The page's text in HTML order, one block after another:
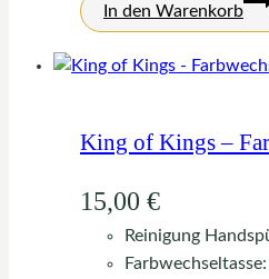
In den Warenkorb
King of Kings –
15,00 €
Reinigung